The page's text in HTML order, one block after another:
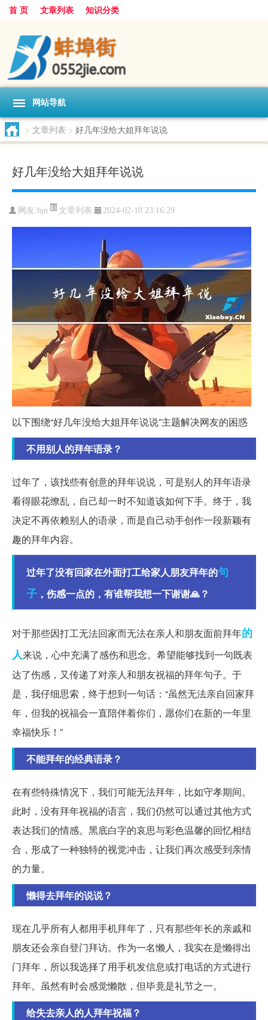
首 页 文章列表 知识分类
网站导航
> 文章列表 > 好几年没给大姐拜年说说
好几年没给大姐拜年说说
网友:hjn 文章列表 2024-02-10 23:16:29
以下围绕“好几年没给大姐拜年说说”主题解决网友的困惑
不用别人的拜年语录？
过年了，该找些有创意的拜年说说，可是别人的拜年语录
看得眼花缭乱，自己却一时不知道该如何下手。终于，我
决定不再依赖别人的语录，而是自己动手创作一段新颖有
趣的拜年内容。
过年了没有回家在外面打工给家人朋友拜年的句
子 ，伤感一点的，有谁帮我想一下谢谢🙏？
对于那些因打工无法回家而无法在亲人和朋友面前拜年的
人来说，心中充满了感伤和思念。希望能够找到一句既表
达了伤感，又传递了对亲人和朋友祝福的拜年句子。于
是，我仔细思索，终于想到一句话：“虽然无法亲自回家拜
年，但我的祝福会一直陪伴着你们，愿你们在新的一年里
幸福快乐！”
不能拜年的经典语录？
在有些特殊情况下，我们可能无法拜年，比如守孝期间。
此时，没有拜年祝福的语言，我们仍然可以通过其他方式
表达我们的情感。黑底白字的哀思与彩色温馨的回忆相结
合，形成了一种独特的视觉冲击，让我们再次感受到亲情
的力量。
懒得去拜年的说说？
现在几乎所有人都用手机拜年了，只有那些年长的亲戚和
朋友还会亲自登门拜访。作为一名懒人，我实在是懒得出
门拜年，所以我选择了用手机发信息或打电话的方式进行
拜年。虽然有时会感觉懒散，但毕竟是礼节之一。
给失去亲人的人拜年祝福？